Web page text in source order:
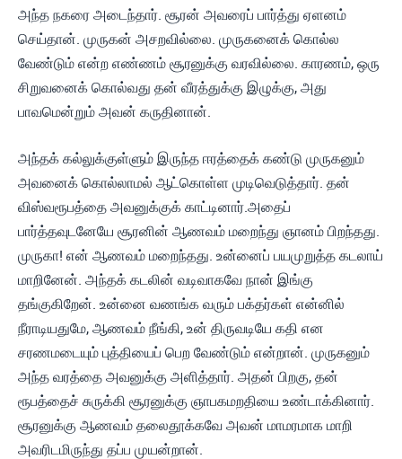
அந்த நகரை அடைந்தார். சூரன் அவரைப் பார்த்து ஏளனம்
செய்தான். முருகன் அசறவில்லை. முருகனைக் கொல்ல
வேண்டும் என்ற எண்ணம் சூரனுக்கு வரவில்லை. காரணம், ஒரு
சிறுவனைக் கொல்வது தன் வீரத்துக்கு இழுக்கு, அது
பாவமென்றும் அவன் கருதினான்.
அந்தக் கல்லுக்குள்ளும் இருந்த ஈரத்தைக் கண்டு முருகனும்
அவனைக் கொல்லாமல் ஆட்கொள்ள முடிவெடுத்தார். தன்
விஸ்வரூபத்தை அவனுக்குக் காட்டினார்.அதைப்
பார்த்தவுடனேயே சூரனின் ஆணவம் மறைந்து ஞானம் பிறந்தது.
முருகா! என் ஆணவம் மறைந்தது. உன்னைப் பயமுறுத்த கடலாய்
மாறினேன். அந்தக் கடலின் வடிவாகவே நான் இங்கு
தங்குகிறேன். உன்னை வணங்க வரும் பக்தர்கள் என்னில்
நீராடியதுமே, ஆணவம் நீங்கி, உன் திருவடியே கதி என
சரணமடையும் புத்தியைப் பெற வேண்டும் என்றான். முருகனும்
அந்த வரத்தை அவனுக்கு அளித்தார். அதன் பிறகு, தன்
ரூபத்தைச் சுருக்கி சூரனுக்கு ஞாபகமறதியை உண்டாக்கினார்.
சூரனுக்கு ஆணவம் தலைதூக்கவே அவன் மாமரமாக மாறி
அவரிடமிருந்து தப்ப முயன்றான்.